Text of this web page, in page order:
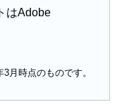
はAdobe
月時点のものです。